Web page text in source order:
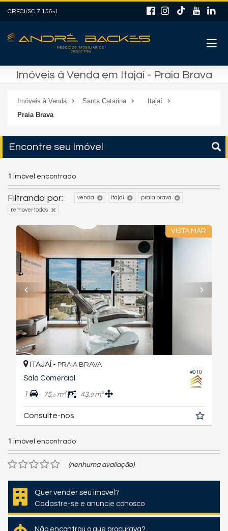
CRECI/SC 7.156-J
Imóveis à Venda em Itajaí - Praia Brava
Imóveis à Venda Santa Catarina
Itajaí
Praia Brava
Encontre seu Imóvel
1 imóvel encontrado
Filtrando por: venda itajaí praia brava
remover todos
VISTA MAR
#010
ITAJAÍ - PRAIA BRAVA
Sala Comercial
1 75,0m² 43,9m²
Consulte-nos
1 imóvel encontrado
(nenhuma avaliação)
Quer vender seu imóvel?
Cadastre-se e anuncie conosco
Não encontrou o que procurava?